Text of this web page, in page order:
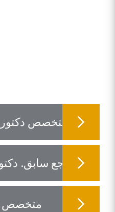
متخصص
مرجع سابق.
متخصص